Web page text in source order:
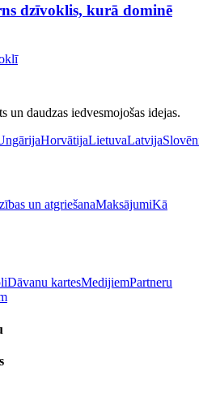
dzīvoklis, kurā dominē
un daudzas iedvesmojošas idejas.
HorvātijaLietuvaLatvija
un atgriešanaMaksājumiKā
Dāvanu kartesMedijiemPartneru